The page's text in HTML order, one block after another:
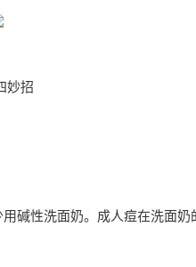
妙招
碱性洗面奶。成人痘在洗面奶